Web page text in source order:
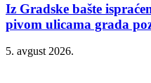
Iz Gradske bašte
pivom ulicama grada
5. avgust 2026.